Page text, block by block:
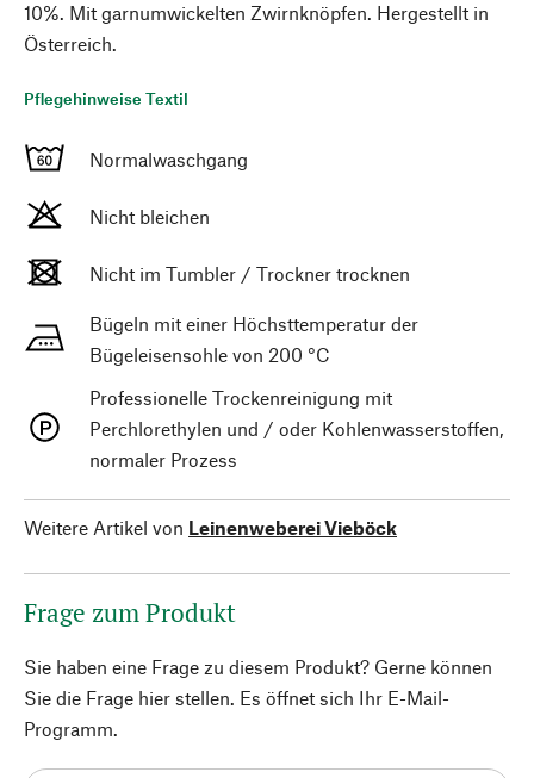
10%. Mit garnumwickelten Zwirnknöpfen. Hergestellt in
Österreich.
Pflegehinweise Textil
Normalwaschgang
Nicht bleichen
Nicht im Tumbler / Trockner trocknen
Bügeln mit einer Höchsttemperatur der
Bügeleisensohle von 200 °C
Professionelle Trockenreinigung mit
Perchlorethylen und / oder Kohlenwasserstoffen,
normaler Prozess
Weitere Artikel von Leinenweberei Vieböck
Frage zum Produkt
Sie haben eine Frage zu diesem Produkt? Gerne können
Sie die Frage hier stellen. Es öffnet sich Ihr E-Mail-
Programm.